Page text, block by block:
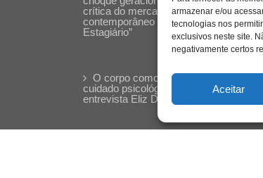
armazenar e/ou
tecnologias nos
exclusivos neste site.
negativamente certos
Aceitar
crítica do mercado
contemporâneo em “Um Senhor
Estagiário”
O corpo como expressão do
cuidado psicológico: (En)Cena
entrevista Eliz Dorneles